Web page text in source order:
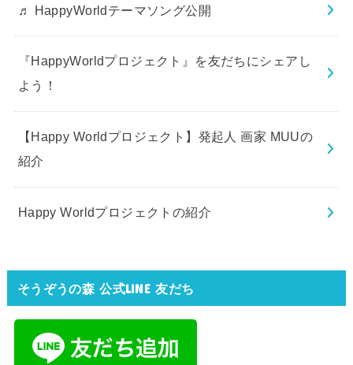
♬ HappyWorldテーマソング公開
『HappyWorldプロジェクト』を友だちにシェアし
よう！
【Happy Worldプロジェクト】発起人 画家 MUUの
紹介
Happy Worldプロジェクトの紹介
そうぞうの森 公式LINE 友だち